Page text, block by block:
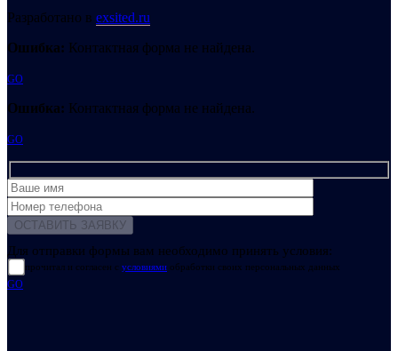
Разработано в exsited.ru
Ошибка: Контактная форма не найдена.
GO
Ошибка: Контактная форма не найдена.
GO
Для отправки формы вам необходимо принять условия:
прочитал и согласен с условиями обработки своих персональных данных
GO